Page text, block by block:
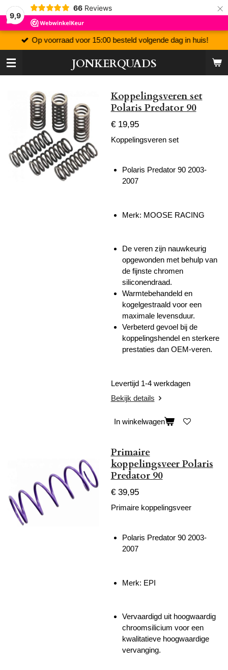
9,9
66 Reviews ×
JONKERQUADS
Op voorraad voor 15:00 besteld volgende dag in huis!
Koppelingsveren set
Polaris Predator 90
€ 19,95
Koppelingsveren set
Polaris Predator 90 2003-
2007
Merk: MOOSE RACING
De veren zijn nauwkeurig
opgewonden met behulp van
de fijnste chromen
siliconendraad.
Warmtebehandeld en
kogelgestraald voor een
maximale levensduur.
Verbeterd gevoel bij de
koppelingshendel en sterkere
prestaties dan OEM-veren.
Levertijd 1-4 werkdagen
Bekijk details
In winkelwagen
Primaire
koppelingsveer Polaris
Predator 90
€ 39,95
Primaire koppelingsveer
Polaris Predator 90 2003-
2007
Merk: EPI
Vervaardigd uit hoogwaardig
chroomsilicium voor een
kwalitatieve hoogwaardige
vervanging.